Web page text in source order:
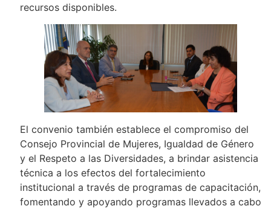
recursos disponibles.
El convenio también establece el compromiso del
Consejo Provincial de Mujeres, Igualdad de Género
y el Respeto a las Diversidades, a brindar asistencia
técnica a los efectos del fortalecimiento
institucional a través de programas de capacitación,
fomentando y apoyando programas llevados a cabo